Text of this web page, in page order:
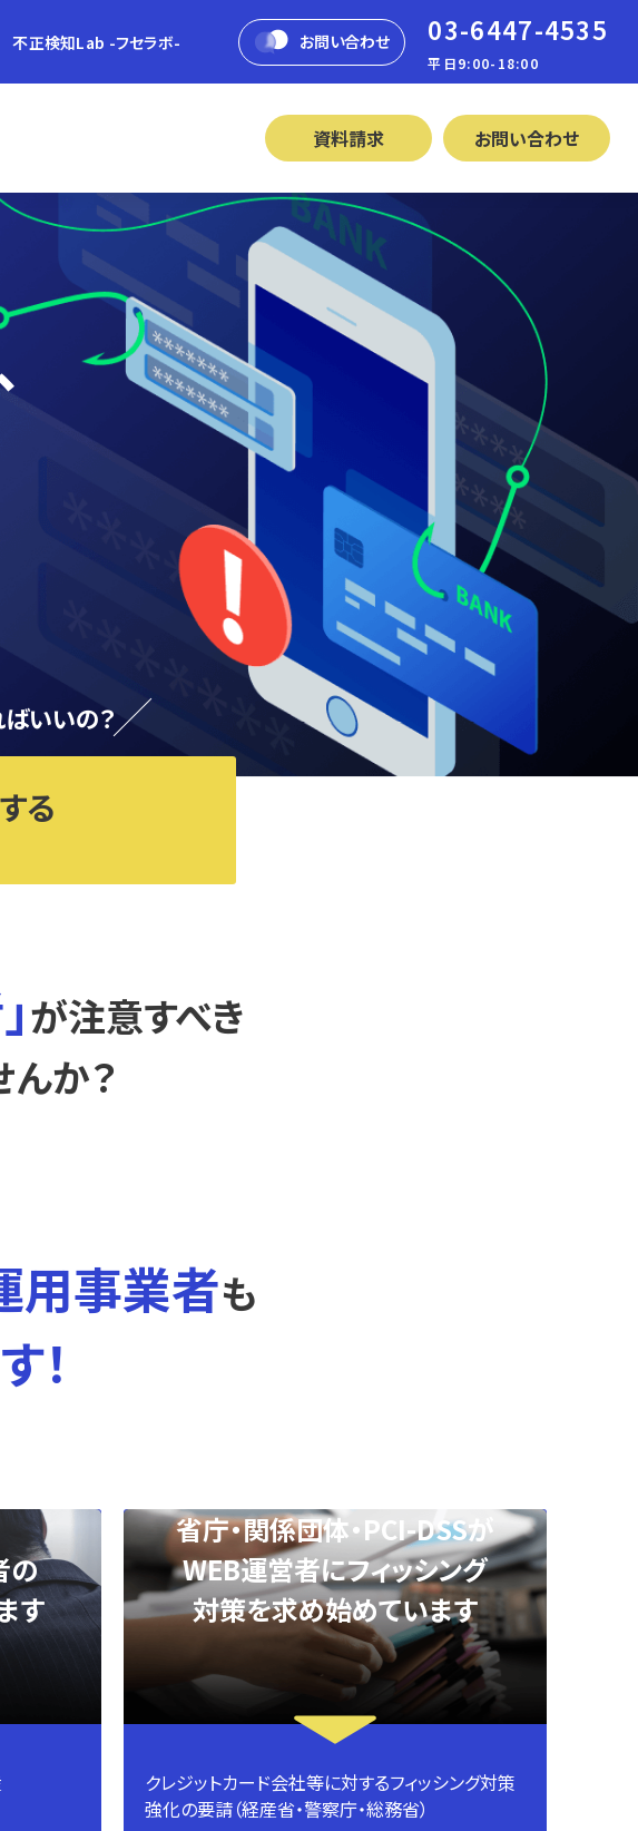
不正検知Lab -フセラボ- お問い合わせ 03-6447-4535
平日9:00-18:00
資料請求 お問い合わせ
いいの？
る
が注意すべき
か？
用事業者も
！
の
す
省庁・関係団体・PCI-DSSが
WEB運営者にフィッシング
対策を求め始めています
クレジットカード会社等に対するフィッシング対策
強化の要請（経産省・警察庁・総務省）